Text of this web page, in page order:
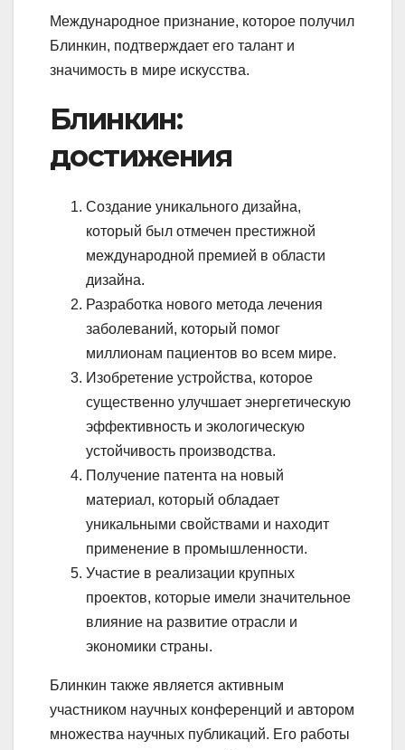
Международное признание, которое получил
Блинкин, подтверждает его талант и
значимость в мире искусства.
Блинкин:
достижения
Создание уникального дизайна,
который был отмечен престижной
международной премией в области
дизайна.
Разработка нового метода лечения
заболеваний, который помог
миллионам пациентов во всем мире.
Изобретение устройства, которое
существенно улучшает энергетическую
эффективность и экологическую
устойчивость производства.
Получение патента на новый
материал, который обладает
уникальными свойствами и находит
применение в промышленности.
Участие в реализации крупных
проектов, которые имели значительное
влияние на развитие отрасли и
экономики страны.
Блинкин также является активным
участником научных конференций и автором
множества научных публикаций. Его работы